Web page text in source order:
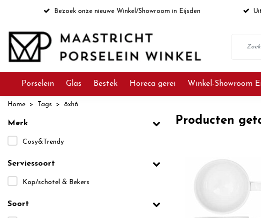
Bezoek onze nieuwe Winkel/Showroom in Eijsden
Porselein Glas Bestek Horeca gerei Winkel-Showroom
Home Tags 8xh6
Merk
Cosy&Trendy
Serviessoort
Kop/schotel & Bekers
Soort
Producten